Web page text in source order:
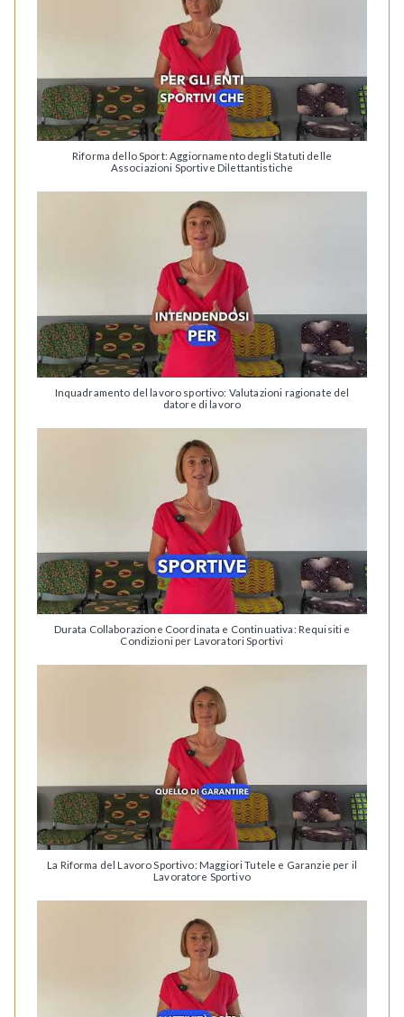
Riforma dello Sport: Aggiornamento degli Statuti delle
Associazioni Sportive Dilettantistiche
Inquadramento del lavoro sportivo: Valutazioni ragionate del
datore di lavoro
Durata Collaborazione Coordinata e Continuativa: Requisiti e
Condizioni per Lavoratori Sportivi
La Riforma del Lavoro Sportivo: Maggiori Tutele e Garanzie per il
Lavoratore Sportivo